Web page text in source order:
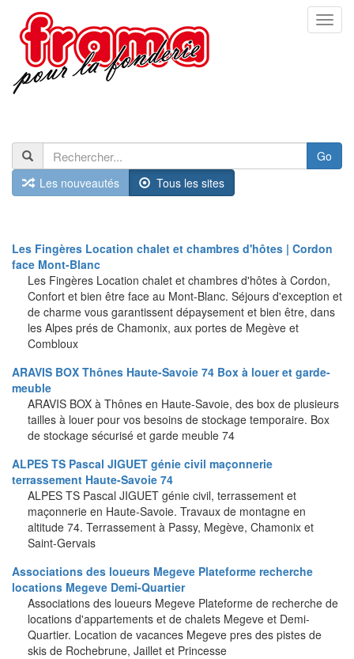
Go
Les nouveautés
Tous les sites
Les Fingères Location chalet et chambres d'hôtes | Cordon
face Mont-Blanc
Les Fingères Location chalet et chambres d'hôtes à Cordon,
Confort et bien être face au Mont-Blanc. Séjours d'exception et
de charme vous garantissent dépaysement et bien être, dans
les Alpes prés de Chamonix, aux portes de Megève et
Combloux
ARAVIS BOX Thônes Haute-Savoie 74 Box à louer et garde-
meuble
ARAVIS BOX à Thônes en Haute-Savoie, des box de plusieurs
tailles à louer pour vos besoins de stockage temporaire. Box
de stockage sécurisé et garde meuble 74
ALPES TS Pascal JIGUET génie civil maçonnerie
terrassement Haute-Savoie 74
ALPES TS Pascal JIGUET génie civil, terrassement et
maçonnerie en Haute-Savoie. Travaux de montagne en
altitude 74. Terrassement à Passy, Megève, Chamonix et
Saint-Gervais
Associations des loueurs Megeve Plateforme recherche
locations Megeve Demi-Quartier
Associations des loueurs Megeve Plateforme de recherche de
locations d'appartements et de chalets Megeve et Demi-
Quartier. Location de vacances Megeve pres des pistes de
skis de Rochebrune, Jaillet et Princesse